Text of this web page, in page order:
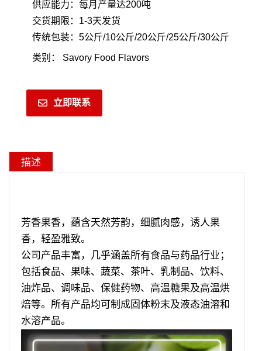
供应能力：每月产量达200吨
交货期限：1-3天发货
传统包装：5公斤/10公斤/20公斤/25公斤/30公斤
类别： Savory Food Flavors
立即联系
描述
芳香果香，蕴含天然芳韵，细腻肉感，诱人果
香，轻盈雅致。
公司产品丰富，几乎涵盖所有食品与药品行业；
包括食品、果味、蔬菜、茶叶、乳制品、饮料、
油炸品、调味品、保健药物、高温糖果及高温烘
焙等。所有产品均可制成固体粉末及液态油溶和
水溶产品。